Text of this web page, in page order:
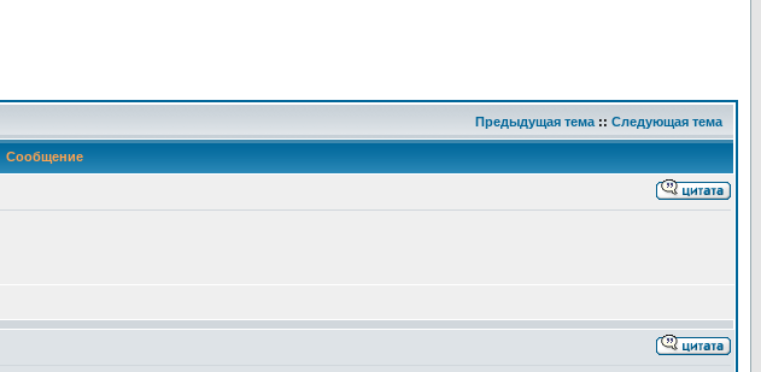
Предыдущая тема :: Следующая тема
Сообщение